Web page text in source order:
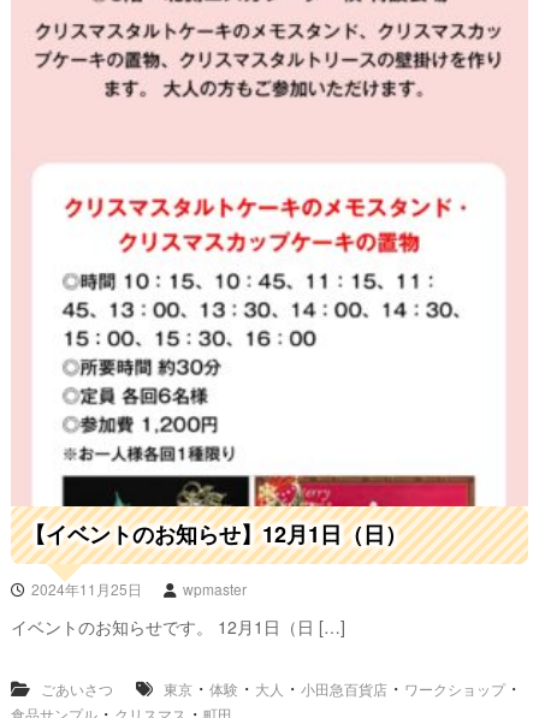
【イベントのお知らせ】12月1日（日）
2024年11月25日 wpmaster
イベントのお知らせです。 12月1日（日 […]
ごあいさつ 東京・ 体験 ・ 大人 ・ 小田急百貨店・ ワークショップ・